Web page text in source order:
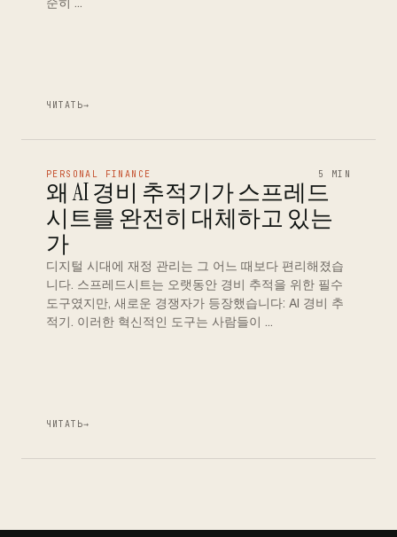
ЧИТАТЬ→
PERSONAL FINANCE 5 MIN
왜 AI 경비 추적기가 스프레드
시트를 완전히 대체하고 있는
가
디지털 시대에 재정 관리는 그 어느 때보다 편리해졌습
니다. 스프레드시트는 오랫동안 경비 추적을 위한 필수
도구였지만, 새로운 경쟁자가 등장했습니다: AI 경비 추
적기. 이러한 혁신적인 도구는 사람들이 …
ЧИТАТЬ→